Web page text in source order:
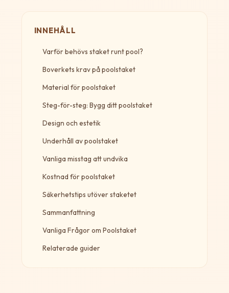
INNEHÅLL
Varför behövs staket runt pool?
Boverkets krav på poolstaket
Material för poolstaket
Steg-för-steg: Bygg ditt poolstaket
Design och estetik
Underhåll av poolstaket
Vanliga misstag att undvika
Kostnad för poolstaket
Säkerhetstips utöver staketet
Sammanfattning
Vanliga Frågor om Poolstaket
Relaterade guider